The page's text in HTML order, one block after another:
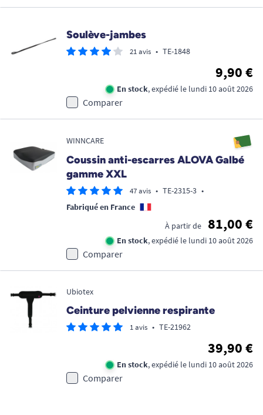
Soulève-jambes
21 avis • TE-1848
9,90 €
En stock, expédié le lundi 10 août 2026
Comparer
WINNCARE
Coussin anti-escarres ALOVA Galbé
gamme XXL
47 avis • TE-2315-3 •
Fabriqué en France
À partir de
81,00 €
En stock, expédié le lundi 10 août 2026
Comparer
Ubiotex
Ceinture pelvienne respirante
1 avis • TE-21962
39,90 €
En stock, expédié le lundi 10 août 2026
Comparer